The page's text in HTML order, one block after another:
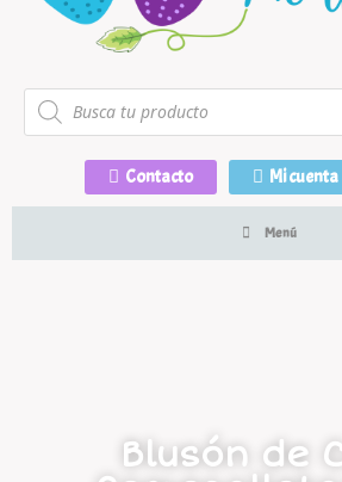
Contacto Mi cuenta
Menú
Blusón de